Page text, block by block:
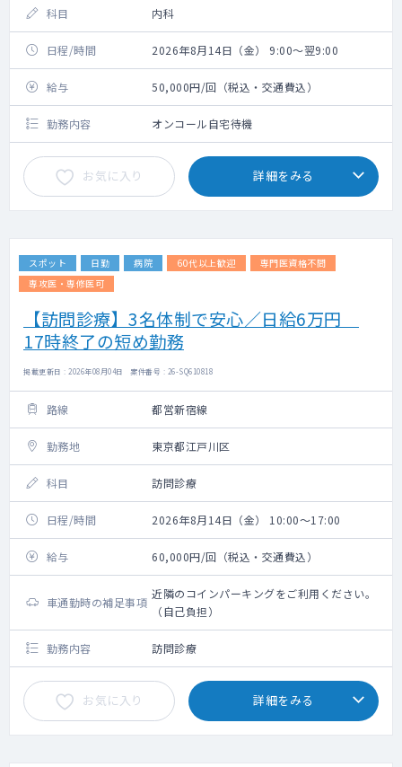
科目 内科
日程/時間 2026年8月14日（金） 9:00～翌9:00
給与 50,000円/回（税込・交通費込）
勤務内容 オンコール自宅待機
お気に入り 詳細をみる
スポット 日勤 病院 60代以上歓迎
専門医資格不問
専攻医・専修医可
【訪問診療】3名体制で安心／日給6万円
17時終了の短め勤務
掲載更新日 : 2026年08月04日 案件番号 : 26-SQ610818
路線 都営新宿線
勤務地 東京都江戸川区
科目 訪問診療
日程/時間 2026年8月14日（金） 10:00～17:00
給与 60,000円/回（税込・交通費込）
車通勤時の補足事項
近隣のコインパーキングをご利用ください。
（自己負担）
勤務内容 訪問診療
お気に入り 詳細をみる